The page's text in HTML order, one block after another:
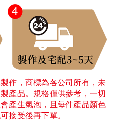
作，商標為各公司所有，未
產品。規格僅供參考，一切
產生氣泡，且每件產品顏色
接受後再下單。